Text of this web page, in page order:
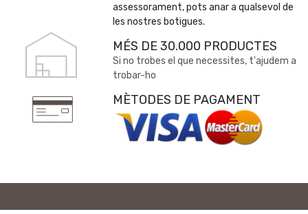
assessorament, pots anar a qualsevol de
les nostres botigues.
MÉS DE 30.000 PRODUCTES
Si no trobes el que necessites, t'ajudem a
trobar-ho
MÈTODES DE PAGAMENT